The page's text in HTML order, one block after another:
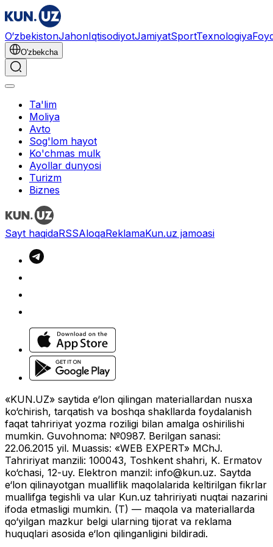
O‘zbekistonJahonIqtisodiyotJamiyatSportTexnologiya
O'zbekcha
Ta'lim
Moliya
Avto
Sog'lom hayot
Ko'chmas mulk
Ayollar dunyosi
Turizm
Biznes
Sayt haqidaRSSAloqaReklamaKun.uz jamoasi
«KUN.UZ» saytida e‘lon qilingan materiallardan nusxa
ko‘chirish, tarqatish va boshqa shakllarda foydalanish
faqat tahririyat yozma roziligi bilan amalga oshirilishi
mumkin. Guvohnoma: №0987. Berilgan sanasi:
22.06.2015 yil. Muassis: «WEB EXPERT» MChJ.
Tahririyat manzili: 100043, Toshkent shahri, K. Ermatov
ko‘chasi, 12-uy. Elektron manzil: info@kun.uz. Saytda
e‘lon qilinayotgan mualliflik maqolalarida keltirilgan fikrlar
muallifga tegishli va ular Kun.uz tahririyati nuqtai nazarini
ifoda etmasligi mumkin. (T) — maqola va materiallarda
qo‘yilgan mazkur belgi ularning tijorat va reklama
huquqlari asosida e‘lon qilinganligini bildiradi.